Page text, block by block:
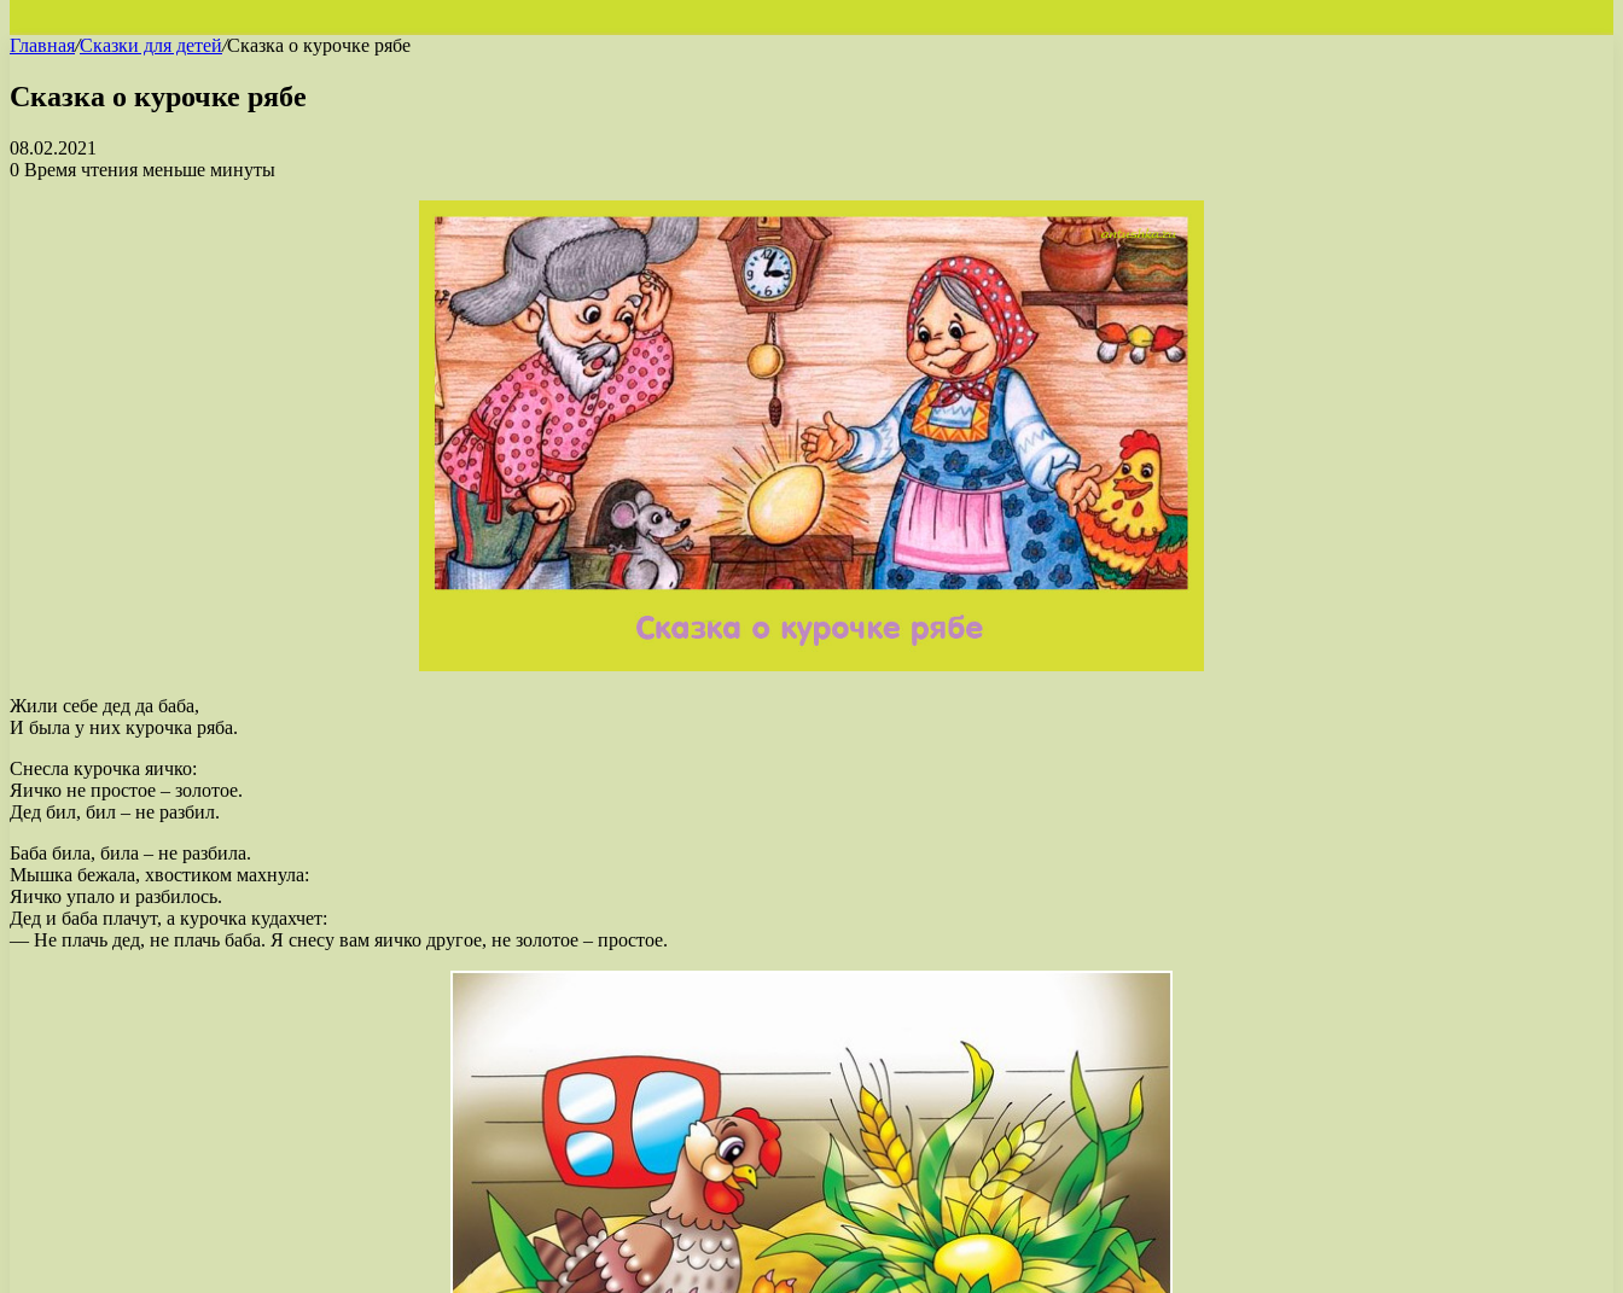
Главная/Сказки для детей/Сказка о курочке рябе
Сказка о курочке рябе
08.02.2021
0 Время чтения меньше минуты
Жили себе дед да баба,
И была у них курочка ряба.
Снесла курочка яичко:
Яичко не простое – золотое.
Дед бил, бил – не разбил.
Баба била, била – не разбила.
Мышка бежала, хвостиком махнула:
Яичко упало и разбилось.
Дед и баба плачут, а курочка кудахчет:
— Не плачь дед, не плачь баба. Я снесу вам яичко другое, не золотое – простое.